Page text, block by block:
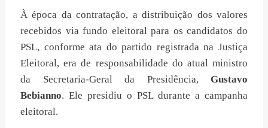
À época da contratação, a distribuição dos valores
recebidos via fundo eleitoral para os candidatos do
PSL, conforme ata do partido registrada na Justiça
Eleitoral, era de responsabilidade do atual ministro
da Secretaria-Geral da Presidência, Gustavo
Bebianno. Ele presidiu o PSL durante a campanha
eleitoral.